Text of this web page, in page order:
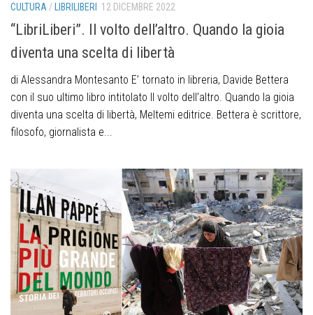
CULTURA / LIBRILIBERI 12 DICEMBRE 2022
“LibriLiberi”. Il volto dell’altro. Quando la gioia
diventa una scelta di libertà
di Alessandra Montesanto E’ tornato in libreria, Davide Bettera
con il suo ultimo libro intitolato Il volto dell’altro. Quando la gioia
diventa una scelta di libertà, Meltemi editrice. Bettera è scrittore,
filosofo, giornalista e...